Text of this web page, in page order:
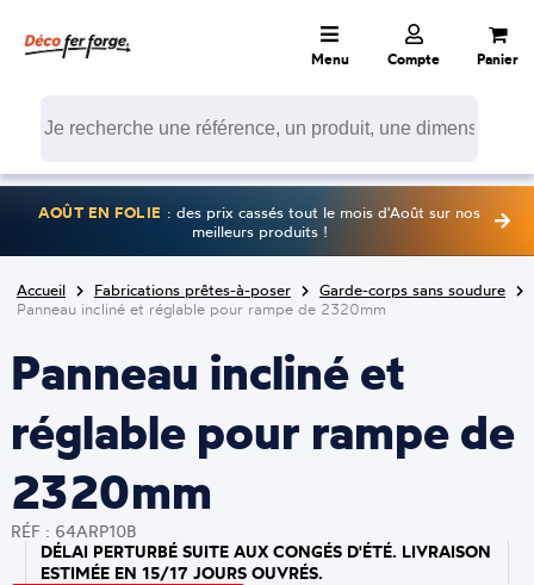
Menu Compte Panier
AOÛT EN FOLIE : des prix cassés tout le mois d'Août sur nos
meilleurs produits !
Accueil Fabrications prêtes-à-poser
Garde-corps sans soudure
Panneau incliné et réglable pour rampe de 2320mm
Panneau incliné et
réglable pour rampe de
2320mm
RÉF : 64ARP10B
DÉLAI PERTURBÉ SUITE AUX CONGÉS D'ÉTÉ. LIVRAISON
ESTIMÉE EN 15/17 JOURS OUVRÉS.